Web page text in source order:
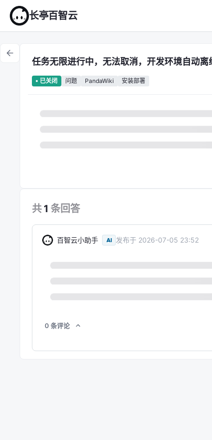
长亭百智云
任务无限进行中，无法取消，开发环境自动
已关闭 问题 PandaWiki 安装部署
共 1 条回答
百智云小助手 AI 发布于 2026-07-05 23:52
0 条评论